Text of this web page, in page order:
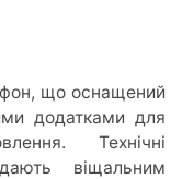
що оснащений
додатками для
Технічні
віщальним